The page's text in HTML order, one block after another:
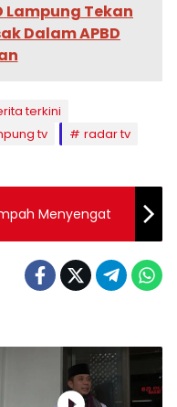
Lampung Tekan
Dalam APBD
terkini
tv
radar tv
Menyengat